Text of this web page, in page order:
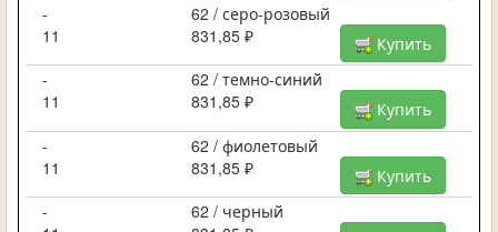
-
62 / серо-розовый
11
831,85 ₽
Купить
-
62 / темно-синий
11
831,85 ₽
Купить
-
62 / фиолетовый
11
831,85 ₽
Купить
-
62 / черный